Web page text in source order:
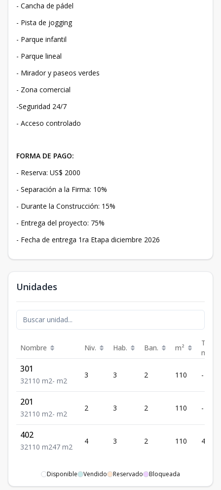
- Cancha de pádel
- Pista de jogging
- Parque infantil
- Parque lineal
- Mirador y paseos verdes
- Zona comercial
-Seguridad 24/7
- Acceso controlado
FORMA DE PAGO:
- Reserva: US$ 2000
- Separación a la Firma: 10%
- Durante la Construcción: 15%
- Entrega del proyecto: 75%
- Fecha de entrega 1ra Etapa diciembre 2026
Unidades
Nombre Niv. Hab. Ban. m²
m²
301
32110 m2- m2
3 3 2 110 -
201
32110 m2- m2
2 3 2 110 -
402
32110 m247 m2
4 3 2 110 47
Disponible Vendido Reservado Bloqueada